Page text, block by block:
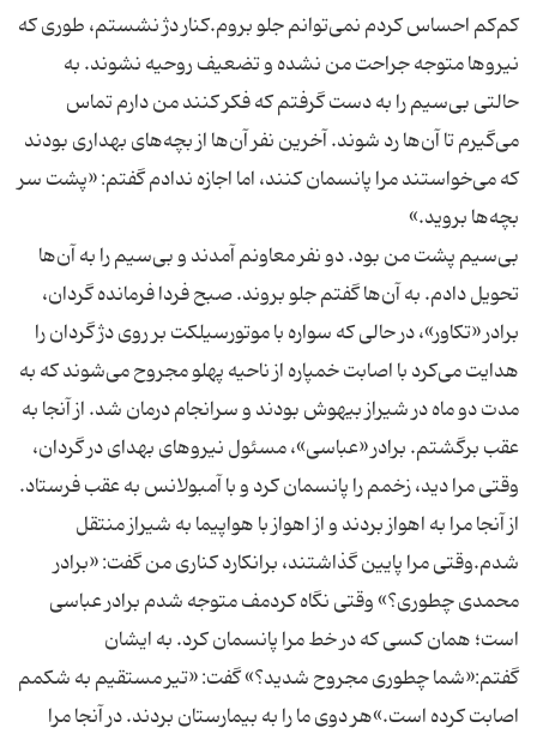
کم‌کم احساس کردم نمی‌توانم جلو بروم.کنار دژ نشستم، طوری که
نیروها متوجه جراحت من نشده و تضعیف روحیه نشوند. به
حالتی بی‌سیم را به دست گرفتم که فکر کنند من دارم تماس
می‌گیرم تا آن‌ها رد شوند. آخرین نفر آن‌ها از بچه‌های بهداری بودند
که می‌خواستند مرا پانسمان کنند، اما اجازه ندادم گفتم: «پشت سر
بی‌سیم پشت من بود. دو نفر معاونم آمدند و بی‌سیم را به آن‌ها
تحویل دادم. به آن‌ها گفتم جلو بروند. صبح فردا فرمانده گردان،
برادر «تکاور»، در حالی که سواره با موتورسیلکت بر روی دژ گردان را
هدایت می‌کرد با اصابت خمپاره از ناحیه پهلو مجروح می‌شوند که به
مدت دو ماه در شیراز بیهوش بودند و سرانجام درمان شد. از آنجا به
عقب برگشتم. برادر «عباسی»، مسئول نیروهای بهدای در گردان،
وقتی مرا دید، زخمم را پانسمان کرد و با آمبولانس به عقب فرستاد.
از آنجا مرا به اهواز بردند و از اهواز با هواپیما به شیراز منتقل
شدم.وقتی مرا پایین گذاشتند، برانکارد کناری من گفت: «برادر
محمدی چطوری؟» وقتی نگاه کردمف متوجه شدم برادر عباسی
است؛ همان کسی که در خط مرا پانسمان کرد. به ایشان
گفتم:«شما چطوری مجروح شدید؟» گفت: «تیر مستقیم به شکمم
اصابت کرده است.»هر دوی ما را به بیمارستان بردند. در آنجا مرا